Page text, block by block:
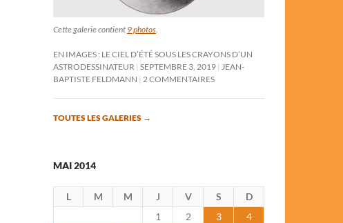
Cette galerie contient 9 photos
EN IMAGES : LE CIEL D’ÉTÉ SOUS LES CRAYONS D’UN
ASTRODESSINATEUR SEPTEMBRE 3, 2019
JEAN-
BAPTISTE FELDMANN
2 COMMENTAIRES
TOUTES LES GALERIES →
MAI 2014
L M M J V S
D
1
2 3
4